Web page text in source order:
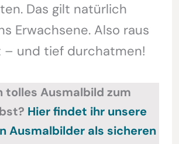
Das gilt natürlich
Erwachsene. Also raus
– und tief durchatmen!
tolles Ausmalbild zum
Hier findet ihr unsere
Ausmalbilder als sicheren